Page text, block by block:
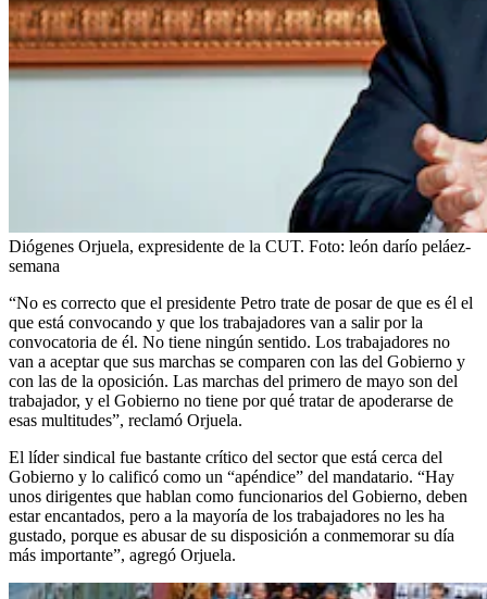
Diógenes Orjuela, expresidente de la CUT. Foto: león darío peláez-
semana
“No es correcto que el presidente Petro trate de posar de que es él el
que está convocando y que los trabajadores van a salir por la
convocatoria de él. No tiene ningún sentido. Los trabajadores no
van a aceptar que sus marchas se comparen con las del Gobierno y
con las de la oposición. Las marchas del primero de mayo son del
trabajador, y el Gobierno no tiene por qué tratar de apoderarse de
esas multitudes”, reclamó Orjuela.
El líder sindical fue bastante crítico del sector que está cerca del
Gobierno y lo calificó como un “apéndice” del mandatario. “Hay
unos dirigentes que hablan como funcionarios del Gobierno, deben
estar encantados, pero a la mayoría de los trabajadores no les ha
gustado, porque es abusar de su disposición a conmemorar su día
más importante”, agregó Orjuela.